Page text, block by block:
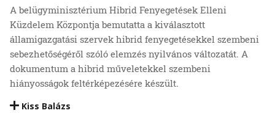
A belügyminisztérium Hibrid Fenyegetések Elleni
Küzdelem Központja bemutatta a kiválasztott
államigazgatási szervek hibrid fenyegetésekkel szembeni
sebezhetőségéről szóló elemzés nyilvános változatát. A
dokumentum a hibrid műveletekkel szembeni
hiányosságok feltérképezésére készült.
Kiss Balázs